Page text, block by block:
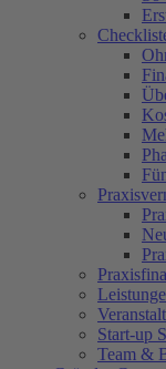
Start-up
Team &